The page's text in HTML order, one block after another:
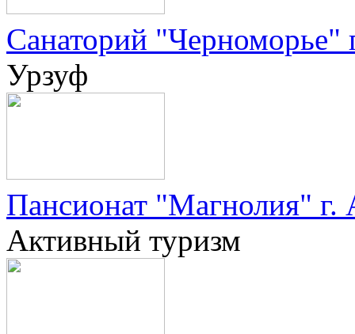
Санаторий "Черноморье"
Урзуф
Пансионат "Магнолия" г.
Активный туризм